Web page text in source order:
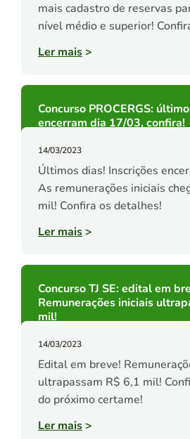
mais cadastro de reservas
nível médio e superior!
Ler mais>
Concurso PROCERGS:
encerram dia 17/03, confira!
14/03/2023
Últimos dias! Inscrições
As remunerações iniciais
mil! Confira os detalhes!
Ler mais>
Concurso TJ SE: edital em
Remunerações iniciais
mil!
14/03/2023
Edital em breve!
ultrapassam R$ 6,1 mil!
do próximo certame!
Ler mais>